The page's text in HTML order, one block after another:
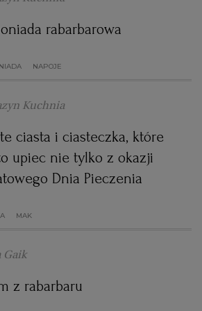
ZAKOPANE
ZIELONA GÓRA
rabarbarowa
NAPOJE
Kuchnia
ciasta i ciasteczka, które
upiec nie tylko z okazji
Dnia Pieczenia
MAK
Gaik
z rabarbaru